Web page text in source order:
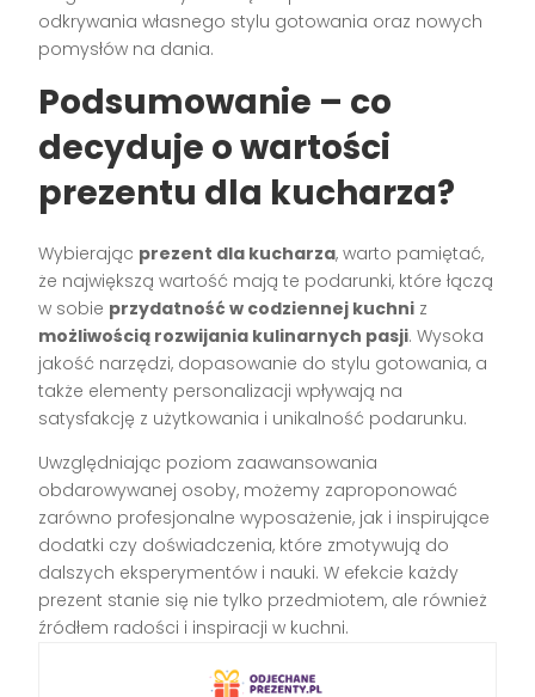
odkrywania własnego stylu gotowania oraz nowych
pomysłów na dania.
Podsumowanie – co
decyduje o wartości
prezentu dla kucharza?
Wybierając prezent dla kucharza, warto pamiętać,
że największą wartość mają te podarunki, które łączą
w sobie przydatność w codziennej kuchni z
możliwością rozwijania kulinarnych pasji. Wysoka
jakość narzędzi, dopasowanie do stylu gotowania, a
także elementy personalizacji wpływają na
satysfakcję z użytkowania i unikalność podarunku.
Uwzględniając poziom zaawansowania
obdarowywanej osoby, możemy zaproponować
zarówno profesjonalne wyposażenie, jak i inspirujące
dodatki czy doświadczenia, które zmotywują do
dalszych eksperymentów i nauki. W efekcie każdy
prezent stanie się nie tylko przedmiotem, ale również
źródłem radości i inspiracji w kuchni.